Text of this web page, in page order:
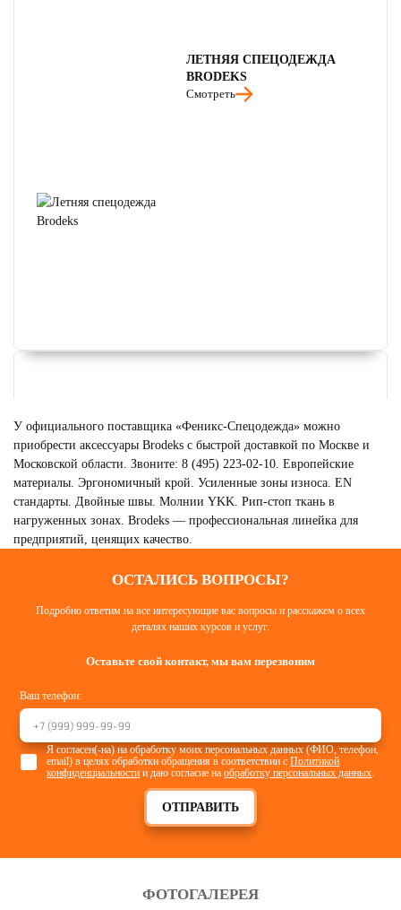
ЛЕТНЯЯ СПЕЦОДЕЖДА
BRODEKS
Смотреть
BRODEKS
Смотреть
У официального поставщика «Феникс-Спецодежда» можно
приобрести аксессуары Brodeks с быстрой доставкой по Москве и
Московской области. Звоните: 8 (495) 223-02-10. Европейские
материалы. Эргономичный крой. Усиленные зоны износа. EN
стандарты. Двойные швы. Молнии YKK. Рип-стоп ткань в
нагруженных зонах. Brodeks — профессиональная линейка для
предприятий, ценящих качество.
ОСТАЛИСЬ ВОПРОСЫ?
Подробно ответим на все интересующие вас вопросы и расскажем о всех
деталях наших курсов и услуг.
Оставьте свой контакт, мы вам перезвоним
Ваш телефон:
ОТПРАВИТЬ
Я согласен(-на) на обработку моих персональных данных (ФИО, телефон,
email) в целях обработки обращения в соответствии сПолитикой
конфиденциальности и даю согласие наобработку персональных данных.
ФОТОГАЛЕРЕЯ